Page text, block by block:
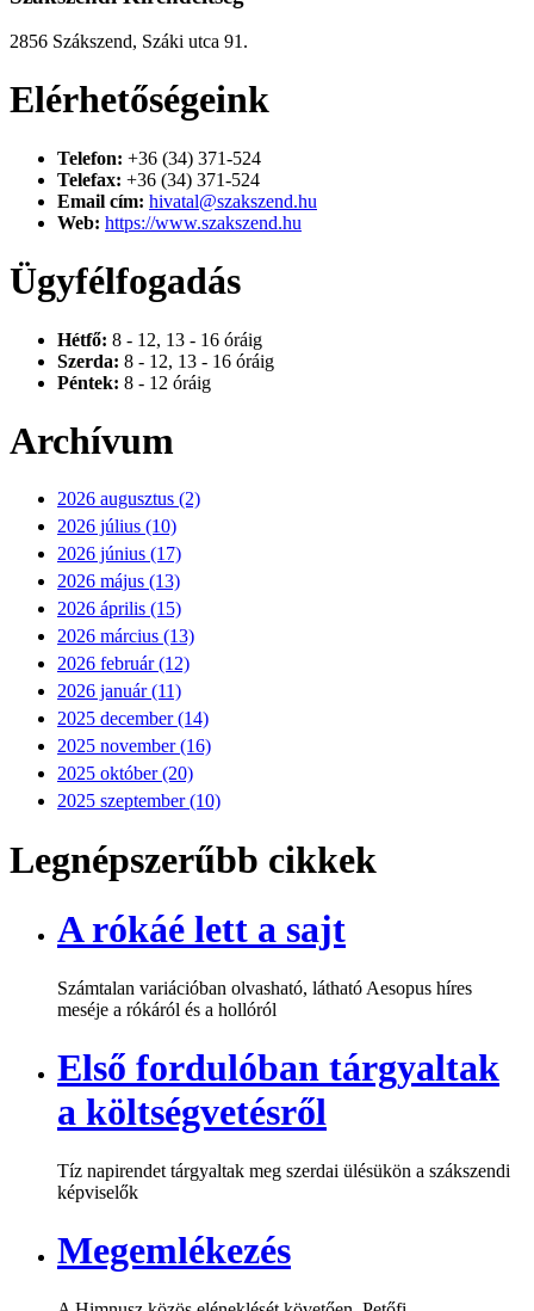
2856 Szákszend, Száki utca 91.
Elérhetőségeink
Telefon: +36 (34) 371-524
Telefax: +36 (34) 371-524
Email cím: hivatal@szakszend.hu
Web: https://www.szakszend.hu
Ügyfélfogadás
Hétfő: 8 - 12, 13 - 16 óráig
Szerda: 8 - 12, 13 - 16 óráig
Péntek: 8 - 12 óráig
Archívum
2026 augusztus (2)
2026 július (10)
2026 június (17)
2026 május (13)
2026 április (15)
2026 március (13)
2026 február (12)
2026 január (11)
2025 december (14)
2025 november (16)
2025 október (20)
2025 szeptember (10)
Legnépszerűbb cikkek
A rókáé lett a sajt
Számtalan variációban olvasható, látható Aesopus híres
meséje a rókáról és a hollóról
Első fordulóban tárgyaltak
a költségvetésről
Tíz napirendet tárgyaltak meg szerdai ülésükön a szákszendi
képviselők
Megemlékezés